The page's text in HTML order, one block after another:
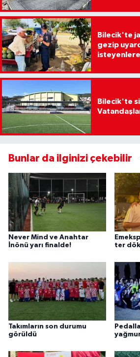
Bilecik'te
gezip
Bilecik'te
Bunlar da ilginizi çekebilir
Never Mind ve Anahtar
İnönü yarı finalde!
ter
Takımların son durumu
görüldü